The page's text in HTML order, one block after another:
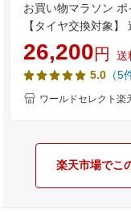
お買い物マラソン
【タイヤ交換対象】
2026年製 165/
EfficientGrip ECO
夏 GOODYEAR エフ
プ E-Grip EG-02
26,200円
送
5.0 （5
ワールドセレクト楽
楽天市場でこ